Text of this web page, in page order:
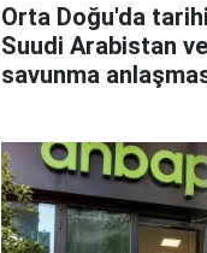
Orta Doğu'da
Suudi Arabistan
savunma